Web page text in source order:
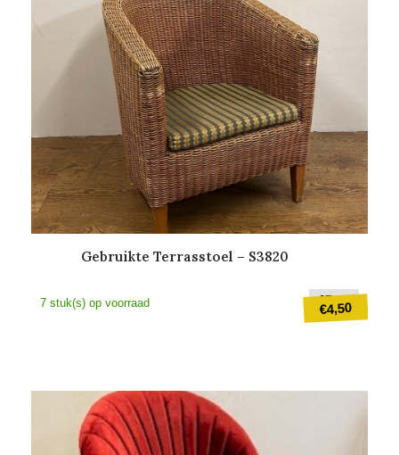
Gebruikte Terrasstoel – S3820
€7,50
prijs
€4,50
is:
7 stuk(s) op voorraad